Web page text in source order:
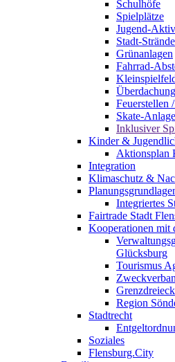
Schulhöfe
Spielplätze
Jugend-
Stadt-Strände
Grünanlagen
Fahrrad-
Feuerstellen
Skate-
Inklusiver
Kinder &
Aktionsplan
Integration
Klimaschutz &
Integriertes
Fairtrade Stadt
Kooperationen mit
Glücksburg
Tourismus
Grenzdreieck
Region
Stadtrecht
Soziales
Flensburg.City